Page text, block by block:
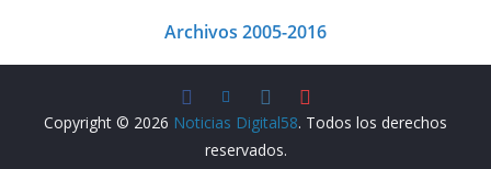
Archivos 2005-2016
Copyright © 2026 Noticias Digital58. Todos los derechos
reservados.